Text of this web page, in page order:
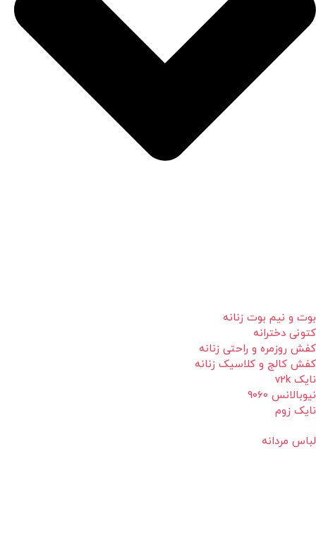
بوت و نیم بوت زنانه
کتونی دخترانه
کفش روزمره و راحتی زنانه
کفش کالج و کلاسیک زنانه
نایک v2k
نیوبالانس 9060
نایک زوم
لباس مردانه